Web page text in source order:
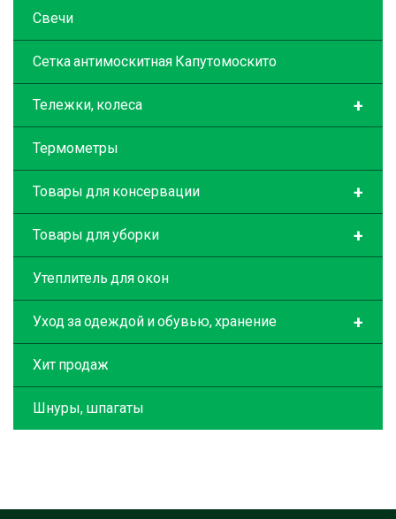
Свечи
Сетка антимоскитная Капутомоскито
+
Тележки, колеса
Термометры
+
Товары для консервации
+
Товары для уборки
Утеплитель для окон
+
Уход за одеждой и обувью, хранение
Хит продаж
Шнуры, шпагаты